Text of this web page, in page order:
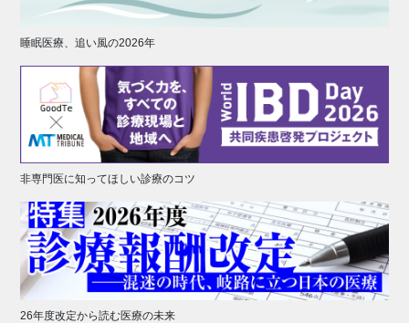
睡眠医療、追い風の2026年
非専門医に知ってほしい診療のコツ
26年度改定から読む医療の未来